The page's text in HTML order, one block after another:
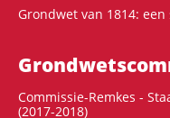
Grondwet van 1814:
Commissie-Remkes -
(2017-2018)